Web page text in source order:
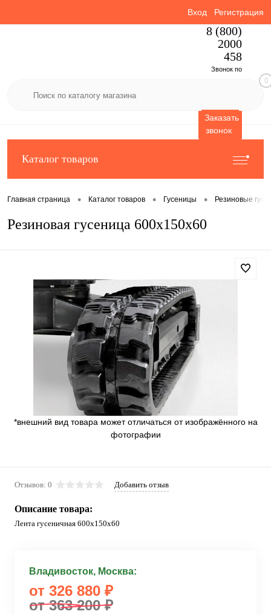
Вход Регистрация
8 (800)
2000
458
Звонок по
Заказать
звонок
0
Каталог товаров
Главная страница • Каталог товаров • Гусеницы • Резиновые
Резиновая гусеница 600x150x60
*внешний вид товара может отличаться от изображённого на
фотографии
Отзывов: 0 Добавить отзыв
Описание товара:
Лента гусеничная 600x150x60
Владивосток, Москва:
от 326 880 ₽
от 363 200 ₽